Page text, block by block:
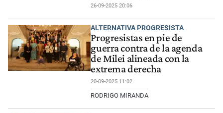
26-09-2025 20:06
ALTERNATIVA PROGRESISTA
Progresistas en pie de
guerra contra de la agenda
de Milei alineada con la
extrema derecha
20-09-2025 11:02
RODRIGO MIRANDA